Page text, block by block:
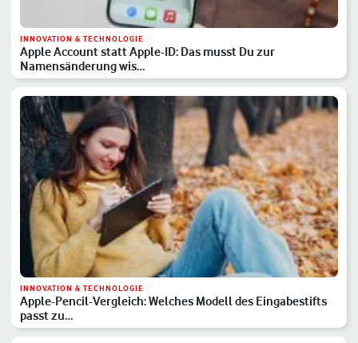
INNOVATION & TECHNOLOGIE
Apple Account statt Apple-ID: Das musst Du zur
Namensänderung wis…
INNOVATION & TECHNOLOGIE
Apple-Pencil-Vergleich: Welches Modell des Eingabestifts
passt zu…